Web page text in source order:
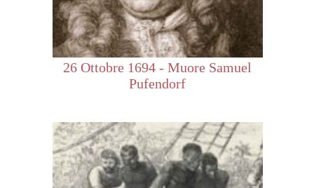
26 Ottobre 1694 - Muore Samuel
Pufendorf